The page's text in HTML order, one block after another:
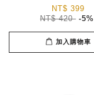
NT$ 399
NT$ 420 -5%
加入購物車